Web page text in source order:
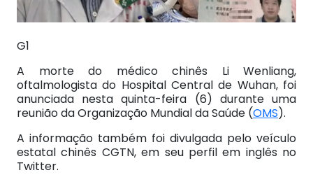
G1
A morte do médico chinês Li Wenliang,
oftalmologista do Hospital Central de Wuhan, foi
anunciada nesta quinta-feira (6) durante uma
reunião da Organização Mundial da Saúde (OMS).
A informação também foi divulgada pelo veículo
estatal chinês CGTN, em seu perfil em inglês no
Twitter.